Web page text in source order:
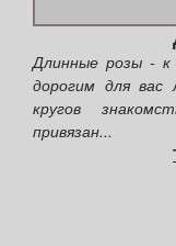
Длинные розы - к
дорогим для вас
кругов
привязан...